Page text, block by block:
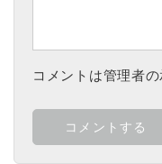
コメントは管理者